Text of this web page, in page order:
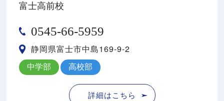
富士高前校
0545-66-5959
静岡県富士市中島169-9-2
中学部 高校部
詳細はこちら